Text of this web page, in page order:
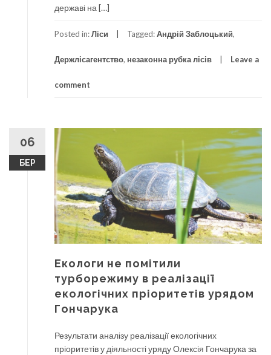
державі на […]
Posted in:Ліси Tagged:Андрій Заблоцький,
Держлісагентство, незаконна рубка лісів Leave a
comment
06
БЕР
Екологи не помітили
турборежиму в реалізації
екологічних пріоритетів урядом
Гончарука
Результати аналізу реалізації екологічних
пріоритетів у діяльності уряду Олексія Гончарука за